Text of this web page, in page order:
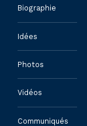
Biographie
Idées
Photos
Vidéos
Communiqués